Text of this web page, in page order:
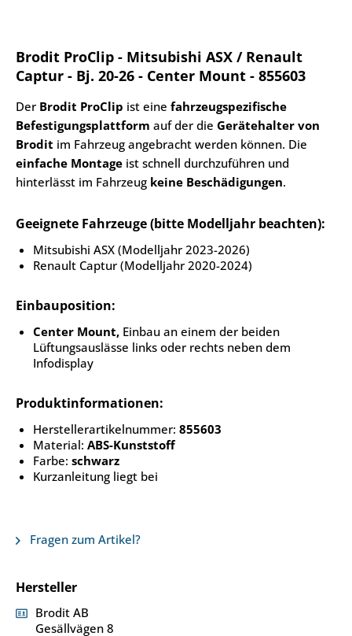
Brodit ProClip - Mitsubishi ASX / Renault
Captur - Bj. 20-26 - Center Mount - 855603
Der Brodit ProClip ist eine fahrzeugspezifische
Befestigungsplattform auf der die Gerätehalter von
Brodit im Fahrzeug angebracht werden können. Die
einfache Montage ist schnell durchzuführen und
hinterlässt im Fahrzeug keine Beschädigungen.
Geeignete Fahrzeuge (bitte Modelljahr beachten):
Mitsubishi ASX (Modelljahr 2023-2026)
Renault Captur (Modelljahr 2020-2024)
Einbauposition:
Center Mount, Einbau an einem der beiden
Lüftungsauslässe links oder rechts neben dem
Infodisplay
Produktinformationen:
Herstellerartikelnummer: 855603
Material: ABS-Kunststoff
Farbe: schwarz
Kurzanleitung liegt bei
Fragen zum Artikel?
Hersteller
Brodit AB
Gesällvägen 8